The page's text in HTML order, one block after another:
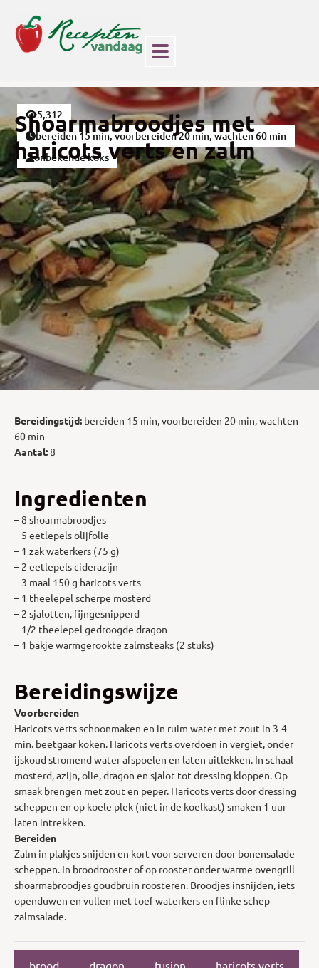
5,312
bereiden 15 min, voorbereiden 20 min, wachten 60 min
onbekende koks
Shoarmabroodjes met
haricots verts en zalm
Bereidingstijd: bereiden 15 min, voorbereiden 20 min, wachten
60 min
Aantal:8
Ingredienten
– 8 shoarmabroodjes
– 5 eetlepels olijfolie
– 1 zak waterkers (75 g)
– 2 eetlepels ciderazijn
– 3 maal 150 g haricots verts
– 1 theelepel scherpe mosterd
– 2 sjalotten, fijngesnipperd
– 1/2 theelepel gedroogde dragon
– 1 bakje warmgerookte zalmsteaks (2 stuks)
Bereidingswijze
Voorbereiden
Haricots verts schoonmaken en in ruim water met zout in 3-4
min. beetgaar koken. Haricots verts overdoen in vergiet, onder
ijskoud stromend water afspoelen en laten uitlekken. In schaal
mosterd, azijn, olie, dragon en sjalot tot dressing kloppen. Op
smaak brengen met zout en peper. Haricots verts door dressing
scheppen en op koele plek (niet in de koelkast) smaken 1 uur
laten intrekken.
Bereiden
Zalm in plakjes snijden en kort voor serveren door bonensalade
scheppen. In broodrooster of op rooster onder warme ovengrill
shoarmabroodjes goudbruin roosteren. Broodjes insnijden, iets
openduwen en vullen met toef waterkers en flinke schep
zalmsalade.